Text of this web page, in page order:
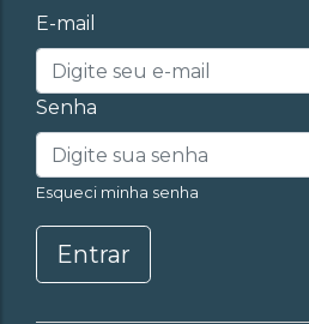
E-mail
Senha
Esqueci minha senha
Entrar